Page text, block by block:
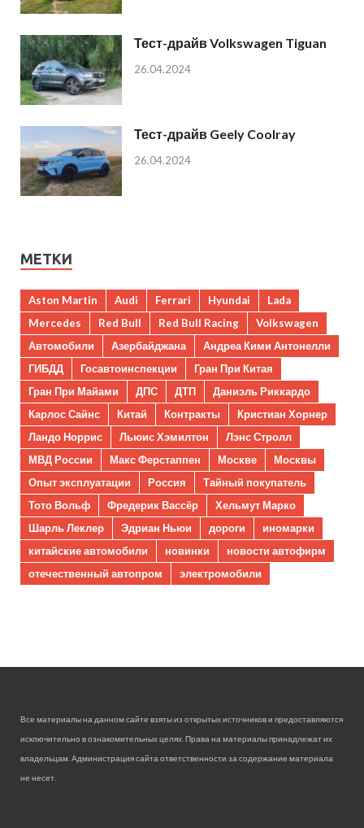
Тест-драйв Volkswagen Tiguan
26.04.2024
Тест-драйв Geely Coolray
26.04.2024
МЕТКИ
Aston Martin Audi Ferrari Hyundai
Lada
Mercedes
Red Bull Red Bull Racing
Volkswagen
Автомобили
Азербайджана
Андреа Кими Антонелли
ГИБДД
Госавтоинспекции
Гран При Китая
Гран При Майами
ДПС ДТП
Даниэль Риккардо
Карлос Сайнс
Китай Контракты
Кристиан Хорнер
Ландо Норрис
Льюис Хэмилтон
Лэнс Стролл
МВД России
Макс Ферстаппен Москве
Москвы
Опыт эксплуатации
Россия
Тайный покупатель
Тото Вольф
Фредерик Вассёр
Хельмут Марко
Шарль Леклер
Эдриан Ньюи дороги
иномарки
китайские автомобили
новинки
новости автофирм
отечественный автопром
электромобили
Все материалы на данном сайте взяты из открытых источников и предоставляются
исключительно в ознакомительных целях. Права на материалы принадлежат их
владельцам. Администрация сайта ответственности за содержание материала
не несет.